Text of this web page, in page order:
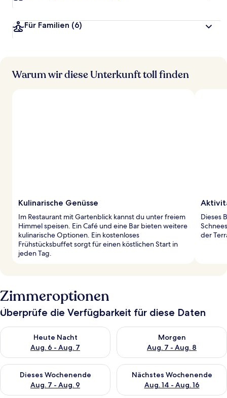
Für Familien (6)
Warum wir diese Unterkunft toll finden
Kulinarische Genüsse
Im Restaurant mit Gartenblick kannst du unter freiem
Himmel speisen. Ein Café und eine Bar bieten weitere
kulinarische Optionen. Ein kostenloses
Frühstücksbuffet sorgt für einen köstlichen Start in
jeden Tag.
Dieses
der
Zimmeroptionen
Überprüfe die Verfügbarkeit für diese Daten
Heute Nacht
Aug. 6 - Aug. 7
Überprüfe die Verfügbarkeit für heute Nacht, Aug. 6 - Aug. 7.
Morgen
Aug. 7 - Aug. 8
Überprüfe die Verfügbarkeit
Dieses Wochenende
Aug. 7 - Aug. 9
Überprüfe die Verfügbarkeit für dieses Wochenende, Aug. 7
Nächstes Wochenende
Aug. 14 - Aug. 16
Überprüfe die Verfügbarkeit